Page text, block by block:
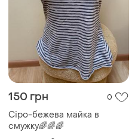
150 грн 0
Сіро-бежева майка в
смужку🌈🌈🌈